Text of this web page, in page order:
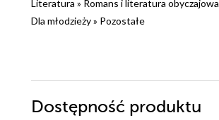
Literatura » Romans i literatura obyczajowa
Dla młodzieży» Pozostałe
Dostępność produktu